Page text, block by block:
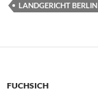
LANDGERICHT BERLIN
FUCHSICH